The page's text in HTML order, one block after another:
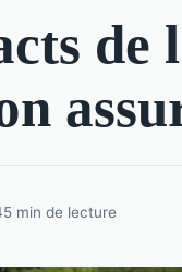
de
5 min de lecture